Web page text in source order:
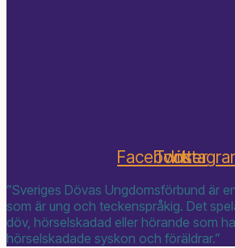
Facebook
Twitter
”Sveriges Dövas Ungdomsförbund är
som är ung och teckenspråkig. Det
döv, hörselskadad eller hörande som
hörselskadade syskon och föräldrar.”